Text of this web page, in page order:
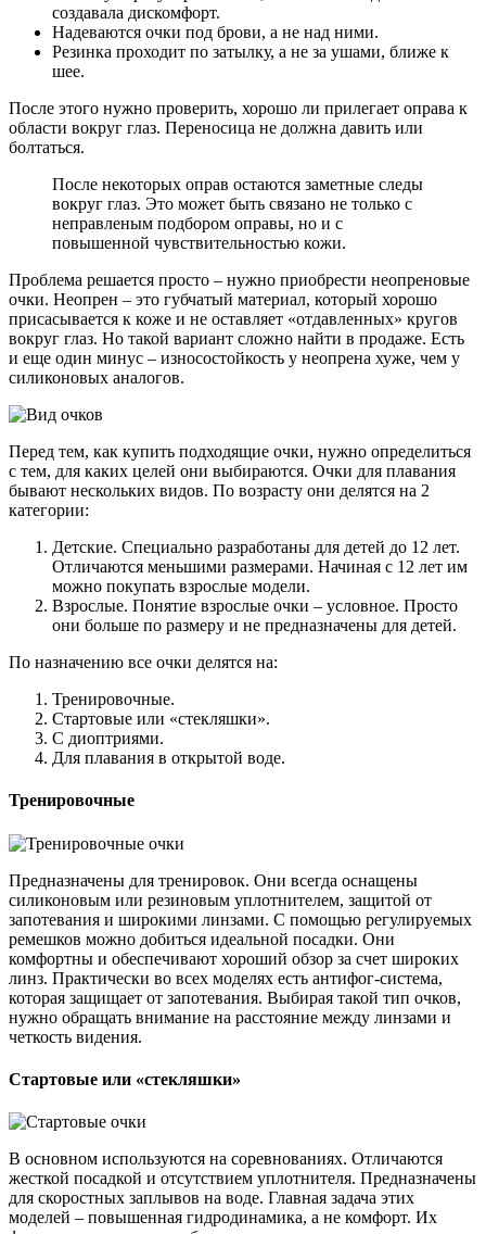
создавала дискомфорт.
Надеваются очки под брови, а не над ними.
Резинка проходит по затылку, а не за ушами, ближе к
шее.
После этого нужно проверить, хорошо ли прилегает оправа к
области вокруг глаз. Переносица не должна давить или
болтаться.
После некоторых оправ остаются заметные следы
вокруг глаз. Это может быть связано не только с
неправленым подбором оправы, но и с
повышенной чувствительностью кожи.
Проблема решается просто – нужно приобрести неопреновые
очки. Неопрен – это губчатый материал, который хорошо
присасывается к коже и не оставляет «отдавленных» кругов
вокруг глаз. Но такой вариант сложно найти в продаже. Есть
и еще один минус – износостойкость у неопрена хуже, чем у
силиконовых аналогов.
Перед тем, как купить подходящие очки, нужно определиться
с тем, для каких целей они выбираются. Очки для плавания
бывают нескольких видов. По возрасту они делятся на 2
категории:
Детские. Специально разработаны для детей до 12 лет.
Отличаются меньшими размерами. Начиная с 12 лет им
можно покупать взрослые модели.
Взрослые. Понятие взрослые очки – условное. Просто
они больше по размеру и не предназначены для детей.
По назначению все очки делятся на:
Тренировочные.
Стартовые или «стекляшки».
С диоптриями.
Для плавания в открытой воде.
Тренировочные
Предназначены для тренировок. Они всегда оснащены
силиконовым или резиновым уплотнителем, защитой от
запотевания и широкими линзами. С помощью регулируемых
ремешков можно добиться идеальной посадки. Они
комфортны и обеспечивают хороший обзор за счет широких
линз. Практически во всех моделях есть антифог-система,
которая защищает от запотевания. Выбирая такой тип очков,
нужно обращать внимание на расстояние между линзами и
четкость видения.
Стартовые или «стекляшки»
В основном используются на соревнованиях. Отличаются
жесткой посадкой и отсутствием уплотнителя. Предназначены
для скоростных заплывов на воде. Главная задача этих
моделей – повышенная гидродинамика, а не комфорт. Их